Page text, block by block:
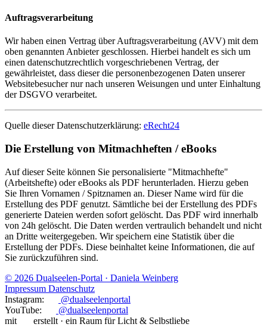
Auftragsverarbeitung
Wir haben einen Vertrag über Auftragsverarbeitung (AVV) mit dem
oben genannten Anbieter geschlossen. Hierbei handelt es sich um
einen datenschutzrechtlich vorgeschriebenen Vertrag, der
gewährleistet, dass dieser die personenbezogenen Daten unserer
Websitebesucher nur nach unseren Weisungen und unter Einhaltung
der DSGVO verarbeitet.
Quelle dieser Datenschutzerklärung: eRecht24
Die Erstellung von Mitmachheften / eBooks
Auf dieser Seite können Sie personalisierte "Mitmachhefte"
(Arbeitshefte) oder eBooks als PDF herunterladen. Hierzu geben
Sie Ihren Vornamen / Spitznamen an. Dieser Name wird für die
Erstellung des PDF genutzt. Sämtliche bei der Erstellung des PDFs
generierte Dateien werden sofort gelöscht. Das PDF wird innerhalb
von 24h gelöscht. Die Daten werden vertraulich behandelt und nicht
an Dritte weitergegeben. Wir speichern eine Statistik über die
Erstellung der PDFs. Diese beinhaltet keine Informationen, die auf
Sie zurückzuführen sind.
© 2026 Dualseelen-Portal · Daniela Weinberg
Impressum Datenschutz
Instagram:
@dualseelenportal
YouTube:
@dualseelenportal
mit
erstellt · ein Raum für Licht & Selbstliebe